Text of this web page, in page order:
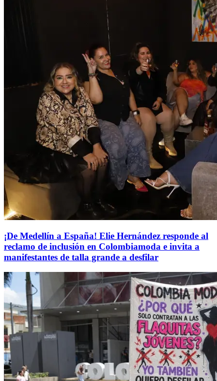
¡De Medellín a España! Elie Hernández responde al
reclamo de inclusión en Colombiamoda e invita a
manifestantes de talla grande a desfilar